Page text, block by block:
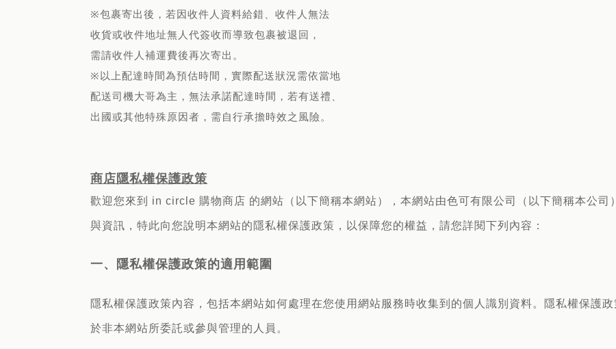
※包裹寄出後，若因收件人資料給錯、收件人無法
收貨或收件地址無人代簽收而導致包裹被退回，
需請收件人補運費後再次寄出。
※以上配達時間為預估時間，實際配送狀況需依當地
配送司機大哥為主，無法承諾配達時間，若有送禮、
出國或其他特殊原因者，需自行承擔時效之風險。
商店隱私權保護政策
歡迎您來到 in circle 購物商店 的網站（以下簡稱本網站），本網站由色可有限公司（以下簡稱本公司
與資訊，特此向您說明本網站的隱私權保護政策，以保障您的權益，請您詳閱下列內容：
一、隱私權保護政策的適用範圍
隱私權保護政策內容，包括本網站如何處理在您使用網站服務時收集到的個人識別資料。隱私權保護
於非本網站所委託或參與管理的人員。